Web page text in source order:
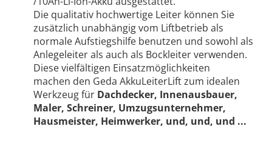
Die qualitativ hochwertige Leiter können Sie
zusätzlich unabhängig vom Liftbetrieb als
normale Aufstiegshilfe benutzen und sowohl als
Anlegeleiter als auch als Bockleiter verwenden.
Diese vielfältigen Einsatzmöglichkeiten
machen den Geda AkkuLeiterLift zum idealen
Werkzeug für Dachdecker, Innenausbauer,
Maler, Schreiner, Umzugsunternehmer,
Hausmeister, Heimwerker, und, und, und ...